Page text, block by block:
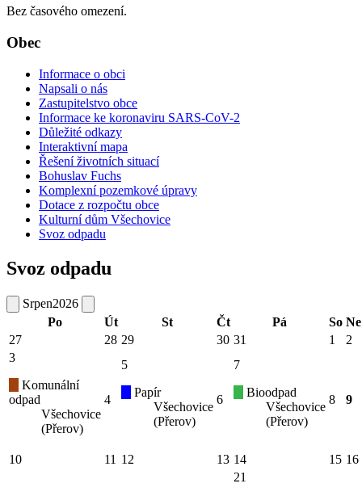
Bez časového omezení.
Obec
Informace o obci
Napsali o nás
Zastupitelstvo obce
Informace ke koronaviru SARS-CoV-2
Důležité odkazy
Interaktivní mapa
Řešení životních situací
Bohuslav Fuchs
Komplexní pozemkové úpravy
Dotace z rozpočtu obce
Kulturní dům Všechovice
Svoz odpadu
Svoz odpadu
Srpen2026
Po
Út St Čt Pá So Ne
27
28 29 30 31 1
2
3
Komunální
odpad
Všechovice
(Přerov)
4
5
Papír
Všechovice
(Přerov)
6
7
Bioodpad
Všechovice
(Přerov)
8 9
10 11 12 13 14 15 16
21